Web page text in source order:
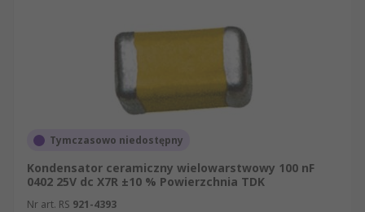
Tymczasowo niedostępny
Kondensator ceramiczny wielowarstwowy 100 nF
0402 25V dc X7R ±10 % Powierzchnia TDK
Nr art. RS 921-4393